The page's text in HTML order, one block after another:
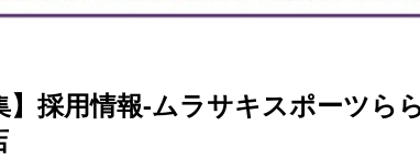
】採用情報-ムラサキスポーツら